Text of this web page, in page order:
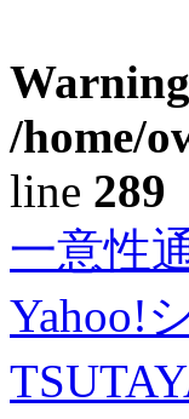
Warning
/home/
line 289
一意性
Yahoo!